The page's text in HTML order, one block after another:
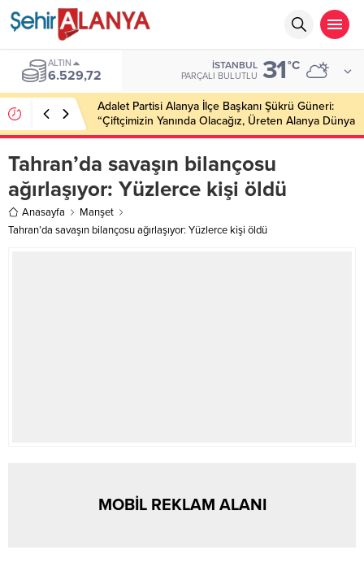
ALTIN
6.529,72
İSTANBUL
PARÇALI BULUTLU 31°C
Adalet Partisi Alanya İlçe Başkanı Şükrü Güneri:
“Çiftçimizin Yanında Olacağız, Üreten Alanya Dünya
Markası Olacak”
Tahran’da savaşın bilançosu
ağırlaşıyor: Yüzlerce kişi öldü
Anasayfa
Manşet
Tahran’da savaşın bilançosu ağırlaşıyor: Yüzlerce kişi öldü
MOBİL REKLAM ALANI